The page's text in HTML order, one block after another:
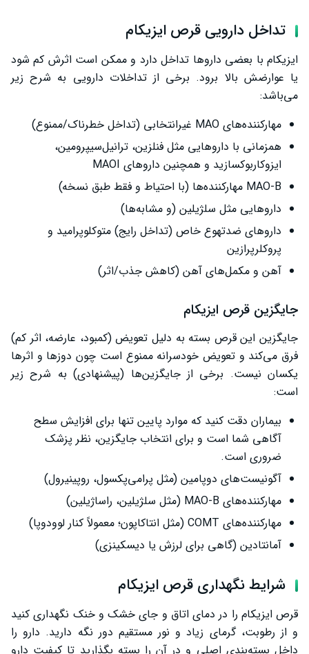
تداخل دارویی قرص ایزیکام
ایزیکام با بعضی داروها تداخل دارد و ممکن است اثرش کم شود
یا عوارضش بالا برود. برخی از تداخلات دارویی به شرح زیر
می‌باشد:
مهارکننده‌های MAO غیرانتخابی (تداخل خطرناک/ممنوع)
همزمانی با داروهایی مثل فنلزین، ترانیل‌سیپرومین،
ایزوکاربوکسازید و همچنین داروهای MAOI‌
MAO-B مهارکننده‌ها (با احتیاط و فقط طبق نسخه)
داروهایی مثل سلژیلین (و مشابه‌ها)
داروهای ضدتهوع خاص (تداخل رایج) متوکلوپرامید و
پروکلرپرازین
آهن و مکمل‌های آهن (کاهش جذب/اثر)
جایگزین قرص ایزیکام
جایگزین این قرص بسته به دلیل تعویض (کمبود، عارضه، اثر کم)
فرق می‌کند و تعویض خودسرانه ممنوع است چون دوزها و اثرها
یکسان نیست. برخی از جایگزین‌ها (پیشنهادی) به شرح زیر
است:
بیماران دقت کنید که موارد پایین تنها برای افزایش سطح
آگاهی شما است و برای انتخاب جایگزین، نظر پزشک
ضروری است.
آگونیست‌های دوپامین (مثل پرامی‌پکسول، روپینیرول)
مهارکننده‌های MAO-B (مثل سلژیلین، راساژیلین)
مهارکننده‌های COMT (مثل انتاکاپون؛ معمولاً کنار لوودوپا)
آمانتادین (گاهی برای لرزش یا دیسکینزی)
شرایط نگهداری قرص ایزیکام
قرص ایزیکام را در دمای اتاق و جای خشک و خنک نگهداری کنید
و از رطوبت، گرمای زیاد و نور مستقیم دور نگه دارید. دارو را
داخل بسته‌بندی اصلی و در آن را بسته بگذارید تا کیفیت دارو